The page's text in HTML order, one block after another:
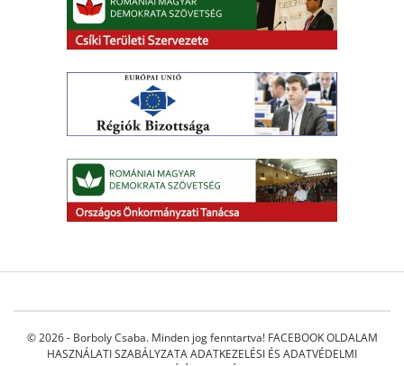
© 2026 - Borboly Csaba. Minden jog fenntartva! FACEBOOK OLDALAM
HASZNÁLATI SZABÁLYZATAADATKEZELÉSI ÉS ADATVÉDELMI